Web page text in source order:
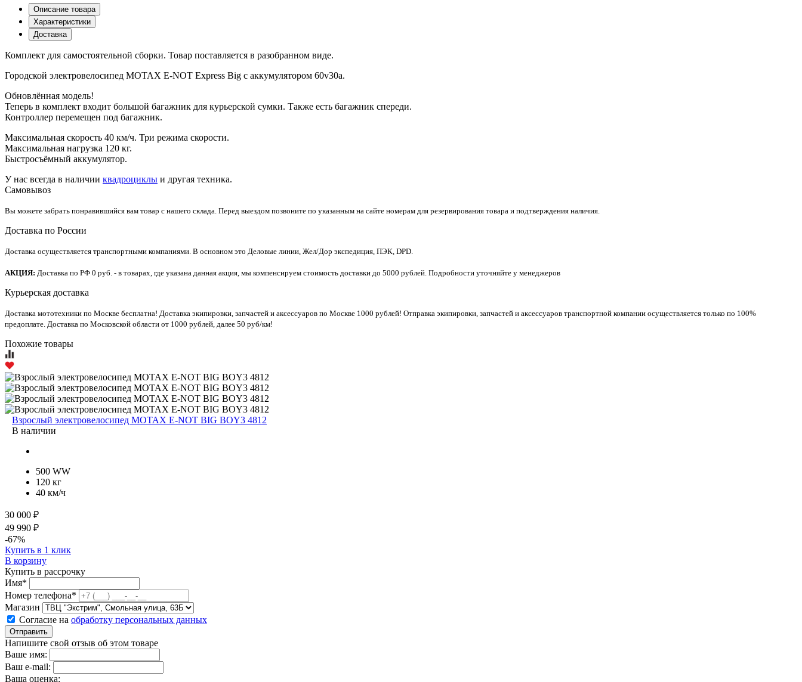
Описание товара
Характеристики
Доставка
Комплект для самостоятельной сборки. Товар поставляется в разобранном виде.
Городской электровелосипед MOTAX E-NOT Express Big с аккумулятором 60v30a.
Обновлённая модель!
Теперь в комплект входит большой багажник для курьерской сумки. Также есть багажник спереди.
Контроллер перемещен под багажник.
Максимальная скорость 40 км/ч. Три режима скорости.
Максимальная нагрузка 120 кг.
Быстросъёмный аккумулятор.
У нас всегда в наличии квадроциклы и другая техника.
Самовывоз
Вы можете забрать понравившийся вам товар с нашего склада. Перед выездом позвоните по указанным на сайте номерам для резервирования товара и подтверждения наличия.
Доставка по России
Доставка осуществляется транспортными компаниями. В основном это Деловые линии, Жел/Дор экспедиция, ПЭК, DPD.
АКЦИЯ: Доставка по РФ 0 руб. - в товарах, где указана данная акция, мы компенсируем стоимость доставки до 5000 рублей. Подробности уточняйте у менеджеров
Курьерская доставка
Доставка мототехники по Москве бесплатна! Доставка экипировки, запчастей и аксессуаров по Москве 1000 рублей! Отправка экипировки, запчастей и аксессуаров транспортной компании осуществляется только по 100%
предоплате. Доставка по Московской области от 1000 рублей, далее 50 руб/км!
Похожие товары
Взрослый электровелосипед MOTAX E-NOT BIG BOY3 4812
В наличии
500 WW
120 кг
40 км/ч
30 000 ₽
49 990 ₽
-67%
Купить в 1 клик
В корзину
Купить в рассрочку
Имя*
Номер телефона*
Магазин
Согласие на обработку персональных данных
Отправить
Напишите свой отзыв об этом товаре
Ваше имя:
Ваш e-mail:
Ваша оценка: